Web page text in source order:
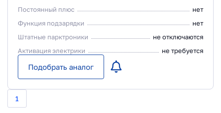
Постоянный плюс
нет
Функция подзарядки
нет
Штатные парктроники
не отключаются
Активация электрики
не требуется
Подобрать аналог
1